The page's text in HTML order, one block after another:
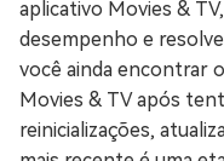
aplicativo Movies &
desempenho e
você ainda encontrar
Movies & TV após
reinicializações,